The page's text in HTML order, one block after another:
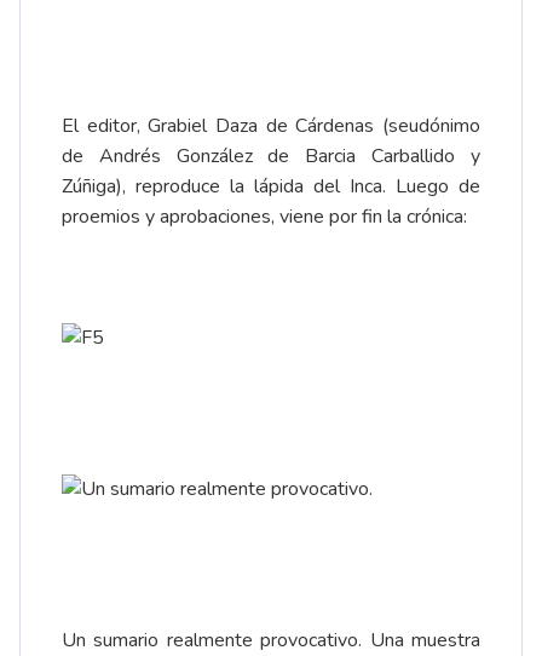
El editor, Grabiel Daza de Cárdenas (seudónimo
de Andrés González de Barcia Carballido y
Zúñiga), reproduce la lápida del Inca. Luego de
proemios y aprobaciones, viene por fin la crónica:
Un sumario realmente provocativo. Una muestra